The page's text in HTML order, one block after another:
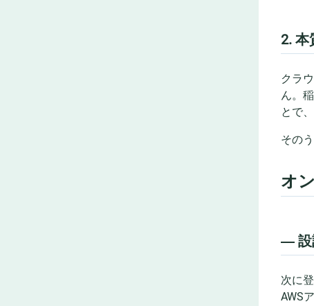
2. 本
クラ
ん。
とで
その
オ
― 設
次に
AWS